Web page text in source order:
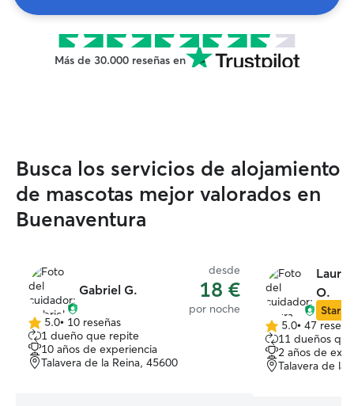
Más de 30.000 reseñas en
Busca los servicios de alojamiento
de mascotas mejor valorados en
Buenaventura
Gabriel G.
desde
18 €
por noche
5.0
de
5
estrellas
5.0• 10 reseñas
1 dueño que repite
10 años de experiencia
Talavera de la Reina, 45600
Laura
O.
Star
5.0
de
5
estrellas
5.0• 47
11 dueños
2 años de
Talavera de la